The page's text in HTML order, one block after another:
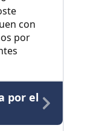
con
por
por el